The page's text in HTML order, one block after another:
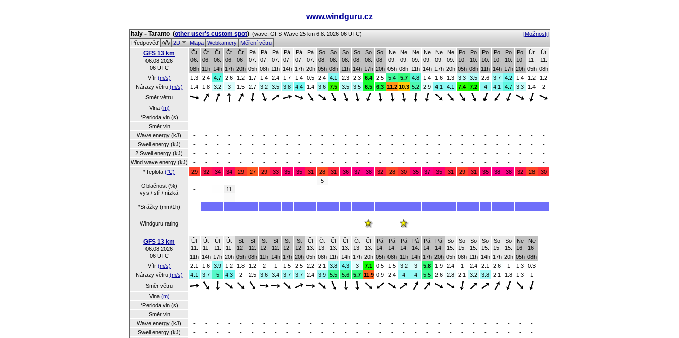
www.windguru.cz
Italy - Taranto (other user's custom spot) (wave: GFS-Wave 25 km 6.8. 2026 06 UTC)
[Možnosti]
Předpověď
2D MapaWebkameryMěření větru
GFS 13 km
06.08.2026
06 UTC
Čt
06.
Čt
06.
Čt
06.
Čt
06.
Čt
06.
Pá
07.
Pá
07.
Pá
07.
Pá
07.
Pá
07.
Pá
07.
So
08.
So
08.
So
08.
So
08.
So
08.
So
08.
Ne
09.
Ne
09.
Ne
09.
Ne
09.
Ne
09.
Ne
09.
Po
10.
Po
10.
Po
10.
Po
10.
Po
10.
Po
10.
Út
11.
Út
11.
08h 11h 14h 17h 20h 05h 08h 11h 14h 17h 20h 05h 08h 11h 14h 17h 20h 05h 08h 11h 14h 17h 20h 05h 08h 11h 14h 17h 20h 05h 08h
Vítr (m/s) 1.3 2.4 4.7 2.6 1.2 1.7 1.4 2.4 1.7 1.4 0.5 2.4 4.1 2.3 2.3 6.4 2.5 5.4 5.7 4.8 1.4 1.6 1.3 3.3 3.5 2.6 3.7 4.2 1.4 1.2
1.2
Nárazy větru (m/s) 1.4 1.8 3.2 3 1.5 2.7 3.2 3.5 3.8 4.4 1.4 3.6 7.5 3.5 3.5 6.5 6.3 11.2 10.3 5.2 2.9 4.1 4.1 7.4 7.2 4 4.1 4.7 3.3 1.4
2
Směr větru
Vlna (m)
*Perioda vln (s)
Směr vln
Wave energy (kJ)
- - - - - - - - - - - - - - - - - - - - - - - - - - - - - -
-
Swell energy (kJ)
- - - - - - - - - - - - - - - - - - - - - - - - - - - - - -
-
2.Swell energy (kJ)
- - - - - - - - - - - - - - - - - - - - - - - - - - - - - -
-
Wind wave energy (kJ)
- - - - - - - - - - - - - - - - - - - - - - - - - - - - - -
-
*Teplota (°C) 29 32 34 34 29 27 29 33 35 35 31 28 31 36 37 38 32 28 30 35 37 35 31 29 31 35 38 38 32 28 30
Oblačnost (%)
vys./ stř./ nízká
-
-
-
11
5
*Srážky (mm/1h) -
Windguru rating
GFS 13 km
06.08.2026
06 UTC
Út
11.
Út
11.
Út
11.
Út
11.
St
12.
St
12.
St
12.
St
12.
St
12.
St
12.
Čt
13.
Čt
13.
Čt
13.
Čt
13.
Čt
13.
Čt
13.
Pá
14.
Pá
14.
Pá
14.
Pá
14.
Pá
14.
Pá
14.
So
15.
So
15.
So
15.
So
15.
So
15.
So
15.
Ne
16.
Ne
16.
11h 14h 17h 20h 05h 08h 11h 14h 17h 20h 05h 08h 11h 14h 17h 20h 05h 08h 11h 14h 17h 20h 05h 08h 11h 14h 17h 20h 05h 08h
Vítr (m/s) 2.1 1.6 3.9 1.2 1.8 1.2 2 1 1.5 2.5 2.2 2.1 3.8 4.3 3 7.1 0.5 1.5 3.2 3 5.8 1.9 2.4 1 2.4 2.1 2.6 1 1.3
0.3
Nárazy větru (m/s) 4.1 3.7 5 4.3 2 2.5 3.6 3.4 3.7 3.7 2.4 3.9 5.5 5.6 5.7 11.9 0.9 2.4 4 4 5.5 2.6 2.8 2.1 3.2 3.8 2.1 1.8 1.3
1
Směr větru
Vlna (m)
*Perioda vln (s)
Směr vln
Wave energy (kJ)
- - - - - - - - - - - - - - - - - - - - - - - - - - - - -
-
Swell energy (kJ)
- - - - - - - - - - - - - - - - - - - - - - - - - - - - -
-